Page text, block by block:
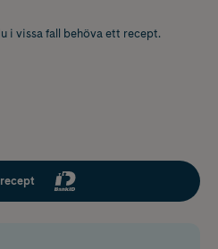
i vissa fall behöva ett recept.